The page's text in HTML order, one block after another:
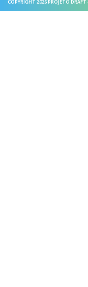
COPYRIGHT 2026 PROJETO